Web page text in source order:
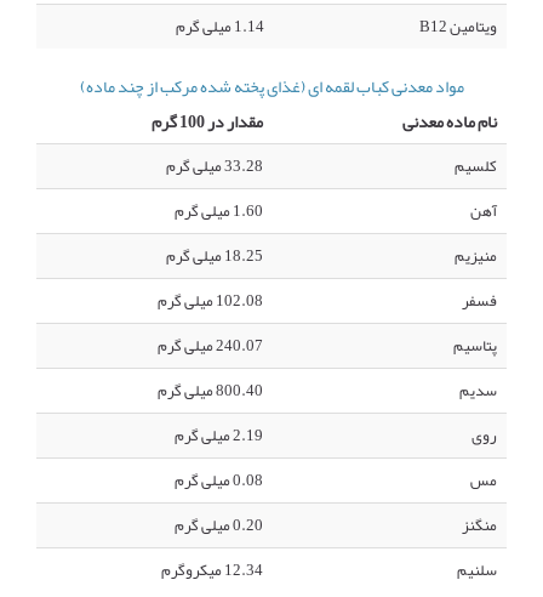
ویتامین B12
1.14 میلی گرم
مواد معدنی کباب لقمه ای (غذای پخته شده مرکب از چند ماده)
نام ماده معدنی
مقدار در 100 گرم
کلسیم
33.28 میلی گرم
آهن
1.60 میلی گرم
منیزیم
18.25 میلی گرم
فسفر
102.08 میلی گرم
پتاسیم
240.07 میلی گرم
سدیم
800.40 میلی گرم
روی
2.19 میلی گرم
مس
0.08 میلی گرم
منگنز
0.20 میلی گرم
سلنیم
12.34 میکروگرم